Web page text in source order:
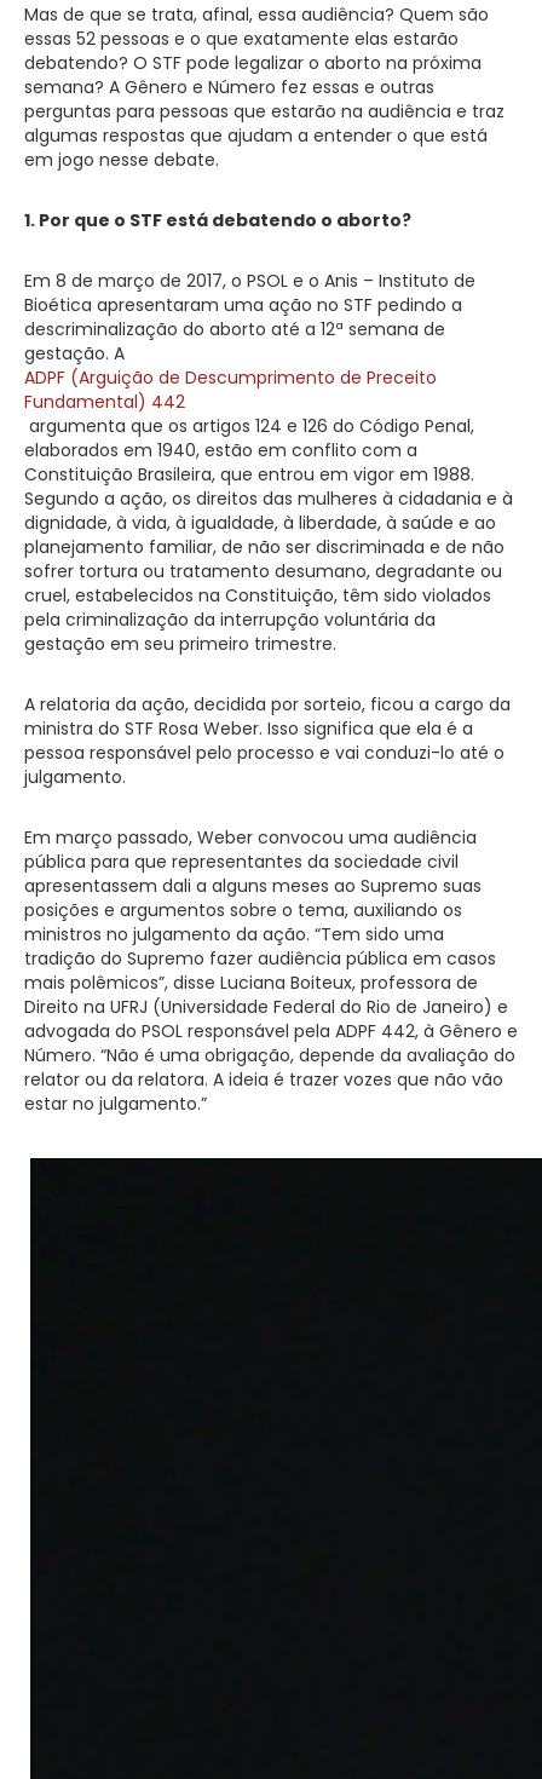
Mas de que se trata, afinal, essa audiência? Quem são
essas 52 pessoas e o que exatamente elas estarão
debatendo? O STF pode legalizar o aborto na próxima
semana? A Gênero e Número fez essas e outras
perguntas para pessoas que estarão na audiência e traz
algumas respostas que ajudam a entender o que está
em jogo nesse debate.
1. Por que o STF está debatendo o aborto?
Em 8 de março de 2017, o PSOL e o Anis – Instituto de
Bioética apresentaram uma ação no STF pedindo a
descriminalização do aborto até a 12ª semana de
gestação. A
ADPF (Arguição de Descumprimento de Preceito
Fundamental) 442
argumenta que os artigos 124 e 126 do Código Penal,
elaborados em 1940, estão em conflito com a
Constituição Brasileira, que entrou em vigor em 1988.
Segundo a ação, os direitos das mulheres à cidadania e à
dignidade, à vida, à igualdade, à liberdade, à saúde e ao
planejamento familiar, de não ser discriminada e de não
sofrer tortura ou tratamento desumano, degradante ou
cruel, estabelecidos na Constituição, têm sido violados
pela criminalização da interrupção voluntária da
gestação em seu primeiro trimestre.
A relatoria da ação, decidida por sorteio, ficou a cargo da
ministra do STF Rosa Weber. Isso significa que ela é a
pessoa responsável pelo processo e vai conduzi-lo até o
julgamento.
Em março passado, Weber convocou uma audiência
pública para que representantes da sociedade civil
apresentassem dali a alguns meses ao Supremo suas
posições e argumentos sobre o tema, auxiliando os
ministros no julgamento da ação. “Tem sido uma
tradição do Supremo fazer audiência pública em casos
mais polêmicos”, disse Luciana Boiteux, professora de
Direito na UFRJ (Universidade Federal do Rio de Janeiro) e
advogada do PSOL responsável pela ADPF 442, à Gênero e
Número. “Não é uma obrigação, depende da avaliação do
relator ou da relatora. A ideia é trazer vozes que não vão
estar no julgamento.”